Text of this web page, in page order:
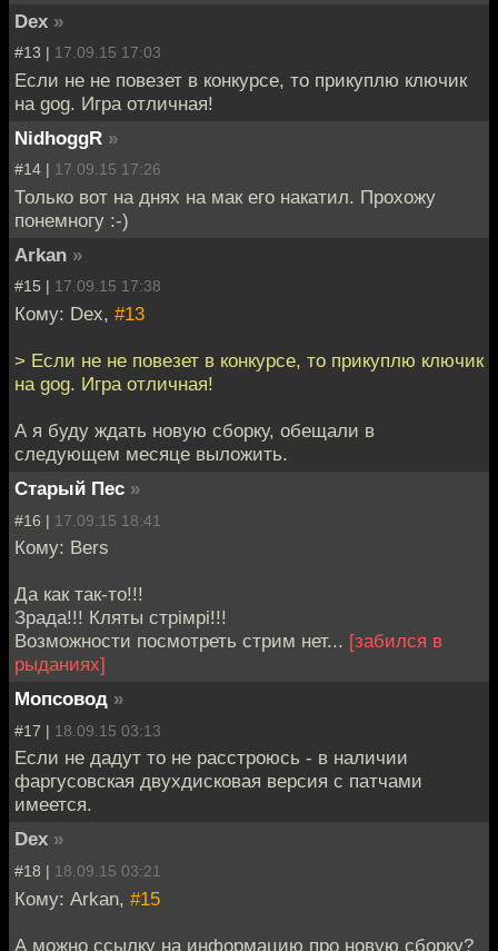
Dex »
#13 | 17.09.15 17:03
Если не не повезет в конкурсе, то прикуплю ключик
на gog. Игра отличная!
NidhoggR »
#14 | 17.09.15 17:26
Только вот на днях на мак его накатил. Прохожу
понемногу :-)
Arkan »
#15 | 17.09.15 17:38
Кому: Dex, #13
> Если не не повезет в конкурсе, то прикуплю ключик
на gog. Игра отличная!
А я буду ждать новую сборку, обещали в
следующем месяце выложить.
Старый Пес »
#16 | 17.09.15 18:41
Кому: Bers
Да как так-то!!!
Зрада!!! Кляты стрiмрi!!!
Возможности посмотреть стрим нет... [забился в
рыданиях]
Мопсовод »
#17 | 18.09.15 03:13
Если не дадут то не расстроюсь - в наличии
фаргусовская двухдисковая версия с патчами
имеется.
Dex »
#18 | 18.09.15 03:21
Кому: Arkan, #15
А можно ссылку на информацию про новую сборку?